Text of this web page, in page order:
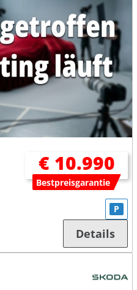
€ 10.990
Bestpreisgarantie
P
Details